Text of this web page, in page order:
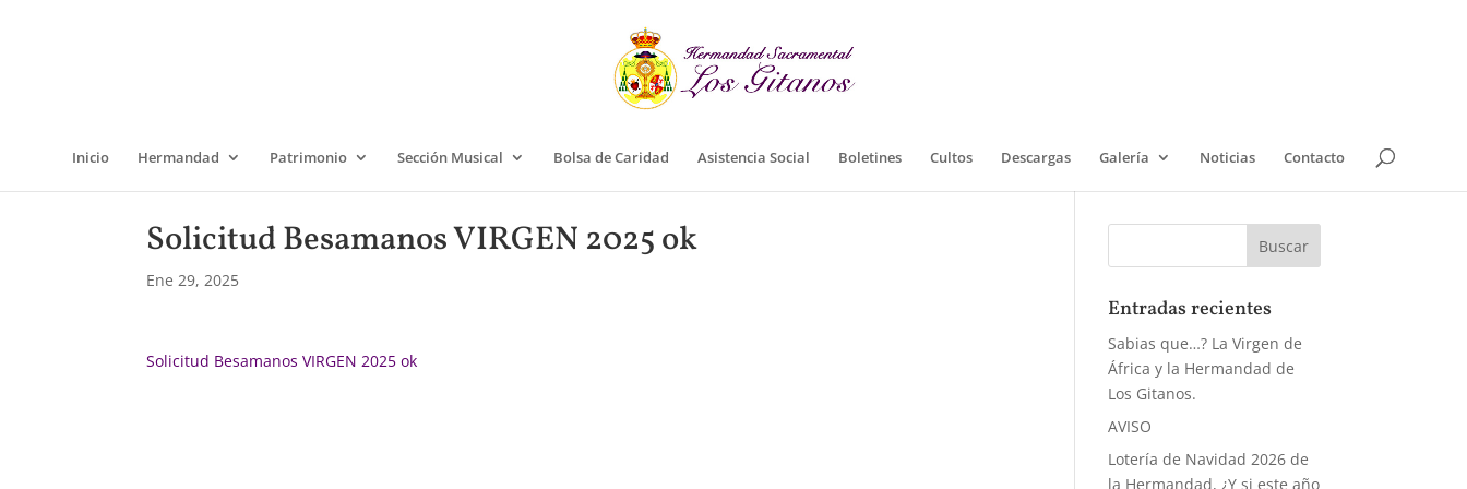
Inicio Hermandad Patrimonio Sección Musical Bolsa de Caridad Asistencia Social Boletines Cultos Descargas Galería Noticias Contacto
Solicitud Besamanos VIRGEN 2025 ok
Ene 29, 2025
Solicitud Besamanos VIRGEN 2025 ok
Entradas recientes
Sabias que…? La Virgen de
África y la Hermandad de
Los Gitanos.
AVISO
Lotería de Navidad 2026 de
la Hermandad, ¿Y si este año